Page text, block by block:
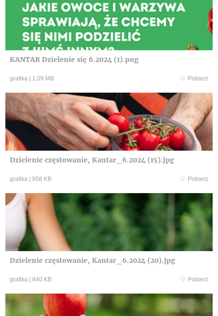
KANTAR Dzielenie się 6.2024 (1).png
grafika 1,09 MB Pobierz
Dzielenie częstowanie, Kantar_6.2024 (15).jpg
grafika 958 KB Pobierz
Dzielenie częstowanie, Kantar_6.2024 (20).jpg
grafika 840 KB Pobierz